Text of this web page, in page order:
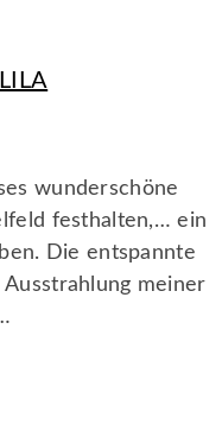
wunderschöne
festhalten,… ein
Die entspannte
meiner